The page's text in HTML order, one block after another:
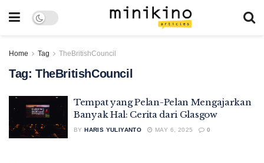
Home Tag TheBritishCouncil
Tag: TheBritishCouncil
Tempat yang Pelan-Pelan Mengajarkan
Banyak Hal: Cerita dari Glasgow
BY HARIS YULIYANTO MAY 6, 2025 0